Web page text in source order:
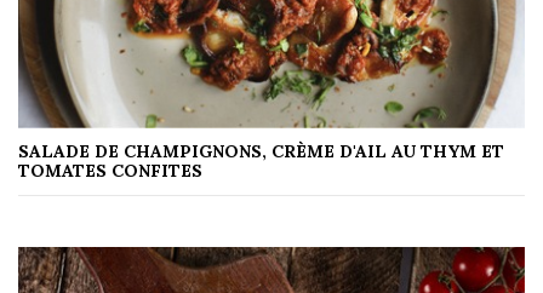
SALADE DE CHAMPIGNONS, CRÈME D'AIL AU THYM ET
TOMATES CONFITES